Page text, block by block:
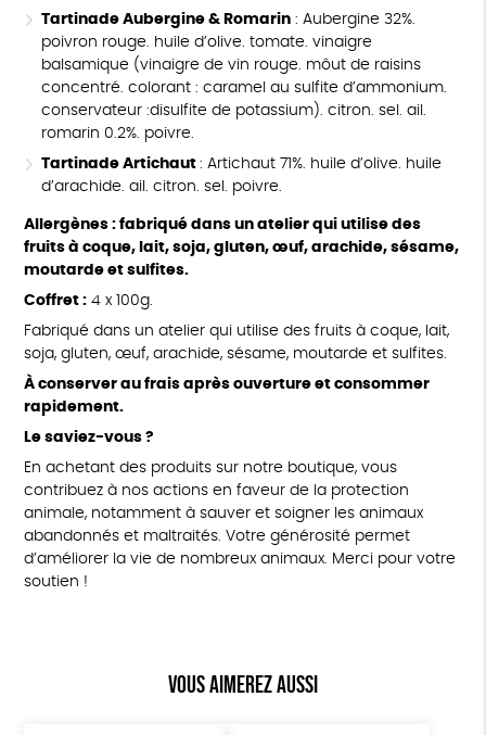
Tartinade Aubergine & Romarin: Aubergine 32%.
poivron rouge. huile d’olive. tomate. vinaigre
balsamique (vinaigre de vin rouge. môut de raisins
concentré. colorant : caramel au sulfite d’ammonium.
conservateur :disulfite de potassium). citron. sel. ail.
romarin 0.2%. poivre.
Tartinade Artichaut : Artichaut 71%. huile d’olive. huile
d’arachide. ail. citron. sel. poivre.
Allergènes: fabriqué dans un atelier qui utilise des
fruits à coque, lait, soja, gluten, œuf, arachide, sésame,
moutarde et sulfites.
Coffret :4 x 100g.
Fabriqué dans un atelier qui utilise des fruits à coque, lait,
soja, gluten, œuf, arachide, sésame, moutarde et sulfites.
À conserver au frais après ouverture et consommer
rapidement.
Le saviez-vous ?
En achetant des produits sur notre boutique, vous
contribuez à nos actions en faveur de la protection
animale, notamment à sauver et soigner les animaux
abandonnés et maltraités. Votre générosité permet
d’améliorer la vie de nombreux animaux. Merci pour votre
soutien !
Vous aimerez aussi